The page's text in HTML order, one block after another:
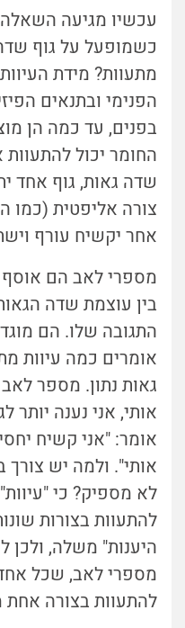
עכשיו מגיעה
כשמופעל על גוף
מתעוות? מידת
הפנימי ובתנאים
בפנים, עד כמה הן
החומר יכול להתעוות
שדה גאות, גוף אחד
אחר יקשיח עורף
מספרי לאב הם
בין עוצמת שדה
התגובה שלו. הם
אומרים כמה עיוות
גאות נתון. מספר
אותי, אני נענה
אומר: "אני קשיח
אותי". ולמה יש
לא מספיק? כי
להתעוות בצורות
היענות" משלה,
מספרי לאב, שכל
להתעוות בצורה אחת